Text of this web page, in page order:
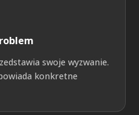
swoje wyzwanie.
konkretne